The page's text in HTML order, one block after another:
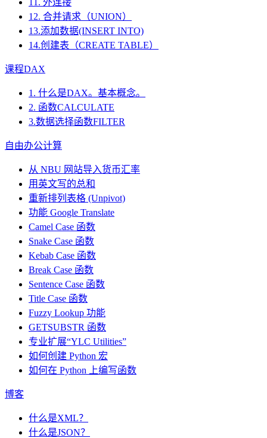
12. 合并请求（UNION）
13.添加数据(INSERT INTO)
14.创建表（CREATE TABLE）
课程DAX
1. 什么是DAX。基本概念。
2. 函数CALCULATE
3.数据选择函数FILTER
自由办公计算
从 NBU 网站导入货币汇率
用英文写的总和
重新排列表格 (Unpivot)
功能 Google Translate
Camel Case 函数
Snake Case 函数
Kebab Case 函数
Break Case 函数
Sentence Case 函数
Title Case 函数
Fuzzy Lookup 功能
GETSUBSTR 函数
专业扩展“YLC Utilities”
如何创建 Python 宏
如何在 Python 上编写函数
博客
什么是XML？
什么是JSON？